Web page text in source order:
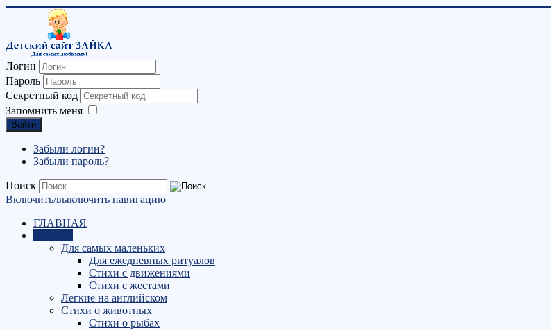
Логин
Пароль
Секретный код
Запомнить меня
Войти
Забыли логин?
Забыли пароль?
Поиск
Включить/выключить навигацию
ГЛАВНАЯ
Для самых маленьких
Для ежедневных ритуалов
Стихи с движениями
Стихи с жестами
Легкие на английском
Стихи о животных
Стихи о рыбах